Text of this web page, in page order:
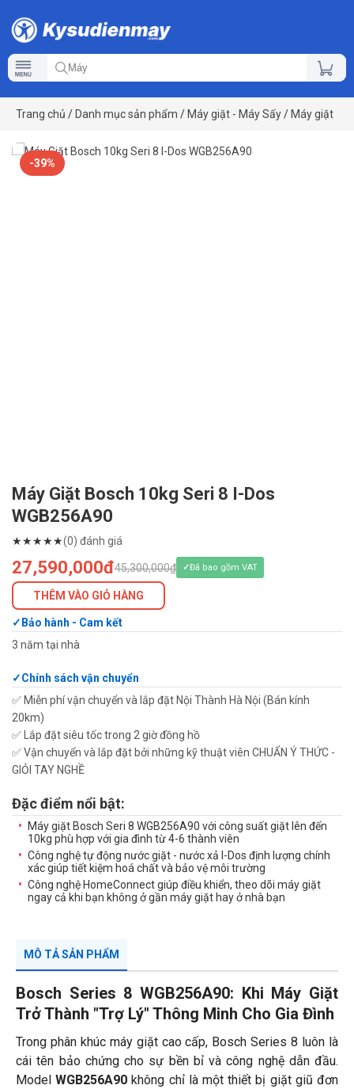
Trang chủ / Danh mục sản phẩm / Máy giặt - Máy Sấy/ Máy giặt
-39%
Máy Giặt Bosch 10kg Seri 8 I-Dos
WGB256A90
★★★★★(0) đánh giá
27,590,000đ45,300,000₫ Đã bao gồm VAT
THÊM VÀO GIỎ HÀNG
Bảo hành - Cam kết
3 năm tại nhà
Chính sách vận chuyển
✅ Miễn phí vận chuyển và lắp đặt Nội Thành Hà Nội (Bán kính
20km)
✅ Lắp đặt siêu tốc trong 2 giờ đồng hồ
✅ Vận chuyển và lắp đặt bởi những kỹ thuật viên CHUẨN Ý THỨC -
GIỎI TAY NGHỀ
Đặc điểm nổi bật:
Máy giặt Bosch Seri 8 WGB256A90 với công suất giặt lên đến
10kg phù hợp với gia đình từ 4-6 thành viên
Công nghệ tự động nước giặt - nước xả I-Dos định lượng chính
xác giúp tiết kiệm hoá chất và bảo vệ môi trường
Công nghệ HomeConnect giúp điều khiển, theo dõi máy giặt
ngay cả khi bạn không ở gần máy giặt hay ở nhà bạn
MÔ TẢ SẢN PHẨM
Bosch Series 8 WGB256A90: Khi Máy Giặt
Trở Thành "Trợ Lý" Thông Minh Cho Gia Đình
Trong phân khúc máy giặt cao cấp, Bosch Series 8 luôn là
cái tên bảo chứng cho sự bền bỉ và công nghệ dẫn đầu.
ModelWGB256A90 không chỉ là một thiết bị giặt giũ đơn